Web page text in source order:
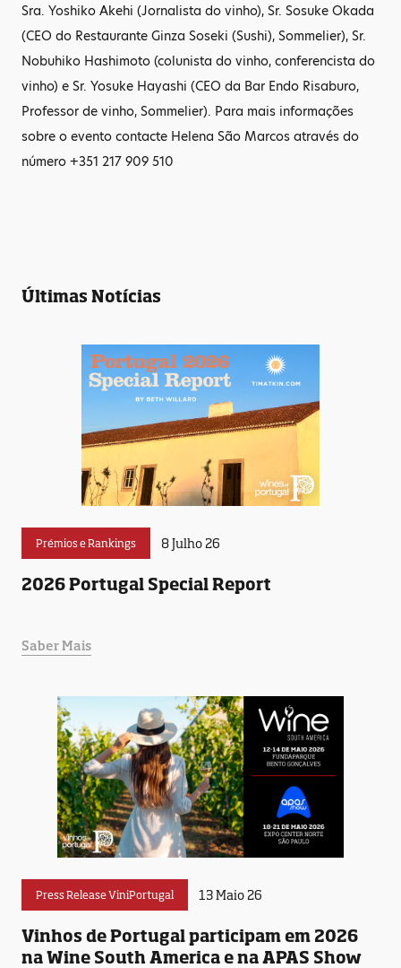
Sra. Yoshiko Akehi (Jornalista do vinho), Sr. Sosuke Okada
(CEO do Restaurante Ginza Soseki (Sushi), Sommelier), Sr.
Nobuhiko Hashimoto (colunista do vinho, conferencista do
vinho) e Sr. Yosuke Hayashi (CEO da Bar Endo Risaburo,
Professor de vinho, Sommelier). Para mais informações
sobre o evento contacte Helena São Marcos através do
número +351 217 909 510
Últimas Notícias
Prémios e Rankings 8 Julho 26
2026 Portugal Special Report
Saber Mais
Press Release ViniPortugal 13 Maio 26
Vinhos de Portugal participam em 2026
na Wine South America e na APAS Show